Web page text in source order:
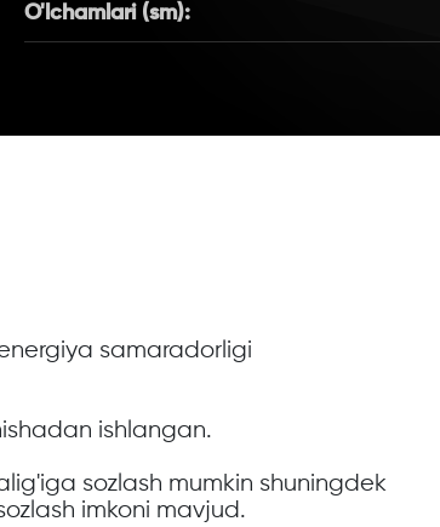
O'lchamlari (sm):
samaradorligi
ishlangan.
sozlash mumkin shuningdek
imkoni mavjud.